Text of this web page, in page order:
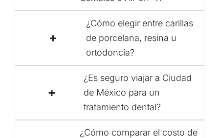
¿Cómo elegir entre carillas
de porcelana, resina u
ortodoncia?
¿Es seguro viajar a Ciudad
de México para un
tratamiento dental?
¿Cómo comparar el costo de